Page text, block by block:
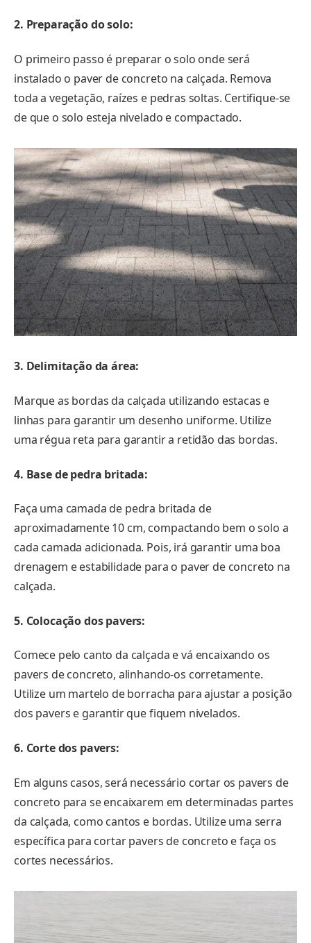
2. Preparação do solo:
O primeiro passo é preparar o solo onde será
instalado o paver de concreto na calçada. Remova
toda a vegetação, raízes e pedras soltas. Certifique-se
de que o solo esteja nivelado e compactado.
3. Delimitação da área:
Marque as bordas da calçada utilizando estacas e
linhas para garantir um desenho uniforme. Utilize
uma régua reta para garantir a retidão das bordas.
4. Base de pedra britada:
Faça uma camada de pedra britada de
aproximadamente 10 cm, compactando bem o solo a
cada camada adicionada. Pois, irá garantir uma boa
drenagem e estabilidade para o paver de concreto na
calçada.
5. Colocação dos pavers:
Comece pelo canto da calçada e vá encaixando os
pavers de concreto, alinhando-os corretamente.
Utilize um martelo de borracha para ajustar a posição
dos pavers e garantir que fiquem nivelados.
6. Corte dos pavers:
Em alguns casos, será necessário cortar os pavers de
concreto para se encaixarem em determinadas partes
da calçada, como cantos e bordas. Utilize uma serra
específica para cortar pavers de concreto e faça os
cortes necessários.